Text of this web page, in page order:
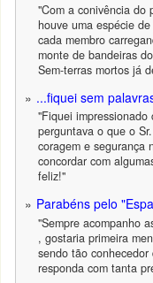
"Com a conivência do
houve uma espécie
cada membro
monte de bandeiras
Sem-terras mortos já
...fiquei sem
"Fiquei
perguntava o que o
coragem e segurança
concordar com
feliz!"
Parabéns pelo
"Sempre acompanho
, gostaria primeira
sendo tão
responda com tanta